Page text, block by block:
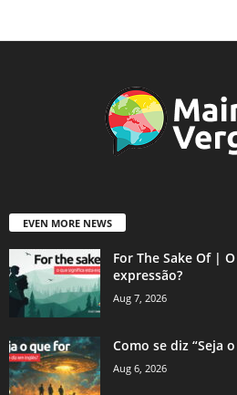
EVEN MORE NEWS
For The Sake Of |
expressão?
Aug 7, 2026
Como se diz “Seja
Aug 6, 2026